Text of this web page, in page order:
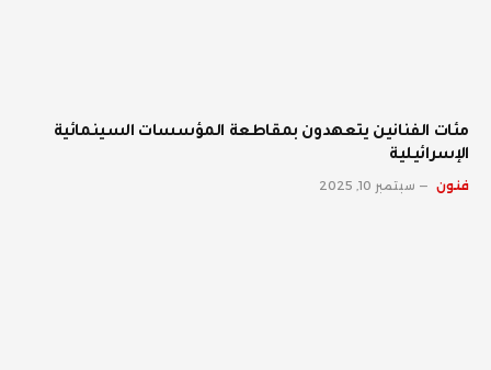
مئات الفنانين يتعهدون بمقاطعة المؤسسات السينمائية
الإسرائيلية
فنون سبتمبر 10, 2025